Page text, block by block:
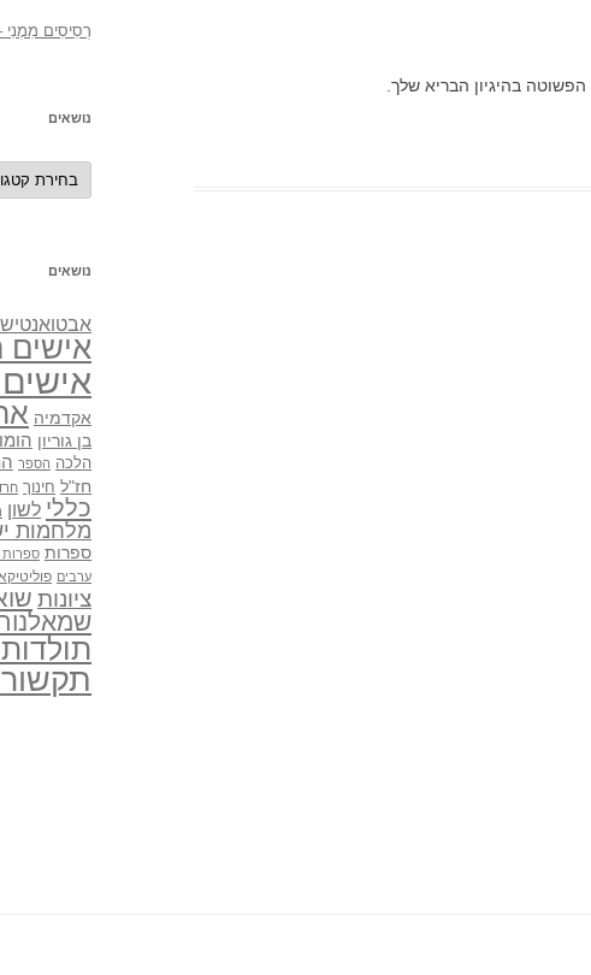
בהיגיון הבריא שלך.
רְסִיסִים
נושאים
נושאים
נושאים
אישים
אישים
אקדמיה
בן גוריון
הלכה הספר
חז"ל חינוך
כללי לשון
מלחמות
ספרות ספרות
ערבים
ציונות